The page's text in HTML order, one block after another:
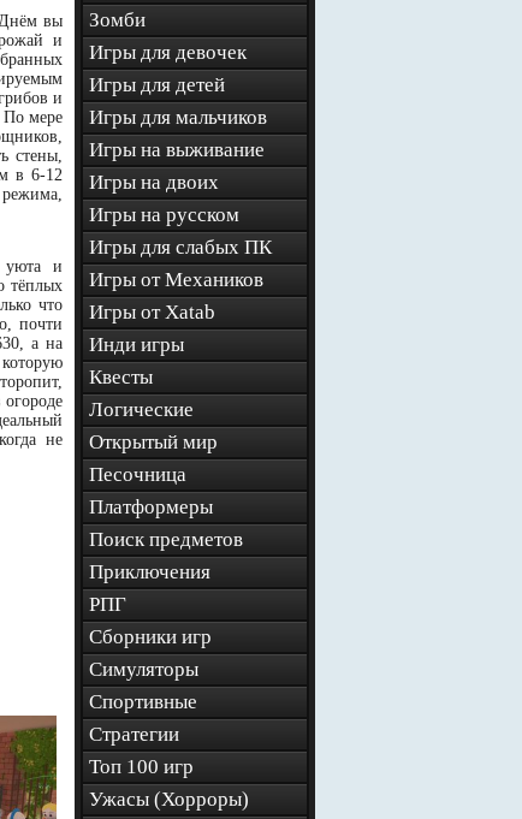
Днём вы
и
и
По мере
стены,
в 6-12
уюта и
тёплых
что
почти
а на
не
Зомби
Игры для девочек
Игры для детей
Игры для мальчиков
Игры на выживание
Игры на двоих
Игры на русском
Игры для слабых ПК
Игры от Механиков
Игры от Xatab
Инди игры
Квесты
Логические
Открытый мир
Песочница
Платформеры
Поиск предметов
Приключения
РПГ
Сборники игр
Симуляторы
Спортивные
Стратегии
Топ 100 игр
Ужасы (Хорроры)